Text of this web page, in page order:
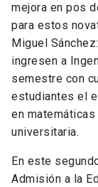
mejora en pos
para estos
Miguel
ingresen a
semestre con
estudiantes el
en
universitaria.
En este
Admisión a la